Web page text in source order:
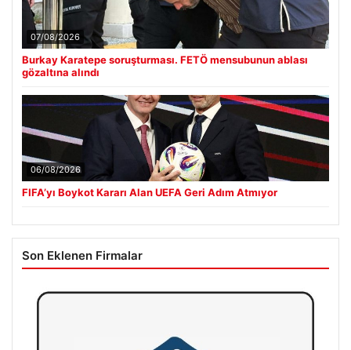
07/08/2026
Burkay Karatepe soruşturması. FETÖ mensubunun ablası
gözaltına alındı
06/08/2026
FIFA’yı Boykot Kararı Alan UEFA Geri Adım Atmıyor
Son Eklenen Firmalar